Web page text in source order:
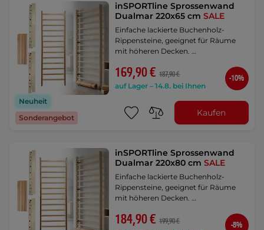
Neuheit
Sonderangebot
inSPORTline Sprossenwand
Dualmar 220x65 cmSALE
Einfache lackierte Buchenholz-
Rippensteine, geeignet für Räume
mit höheren Decken. …
169,90 € 187,90 €
auf Lager – 14.8. bei Ihnen
-10%
Kaufen
inSPORTline Sprossenwand
Dualmar 220x80 cmSALE
Einfache lackierte Buchenholz-
Rippensteine, geeignet für Räume
mit höheren Decken. …
184,90 € 199,90 €
-8%